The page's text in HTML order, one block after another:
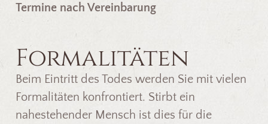
Termine nach Vereinbarung
Formalitäten
Beim Eintritt des Todes werden Sie mit vielen
Formalitäten konfrontiert. Stirbt ein
nahestehender Mensch ist dies für die